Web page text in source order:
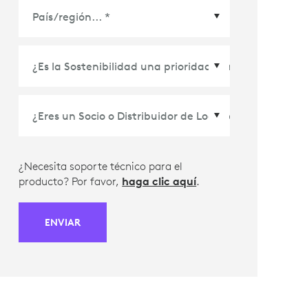
País/Región *
¿Necesita soporte técnico para el
producto? Por favor, haga clic aquí.
ENVIAR